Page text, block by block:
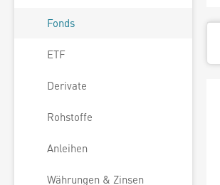
Fonds
ETF
Derivate
Rohstoffe
Anleihen
Währungen & Zinsen